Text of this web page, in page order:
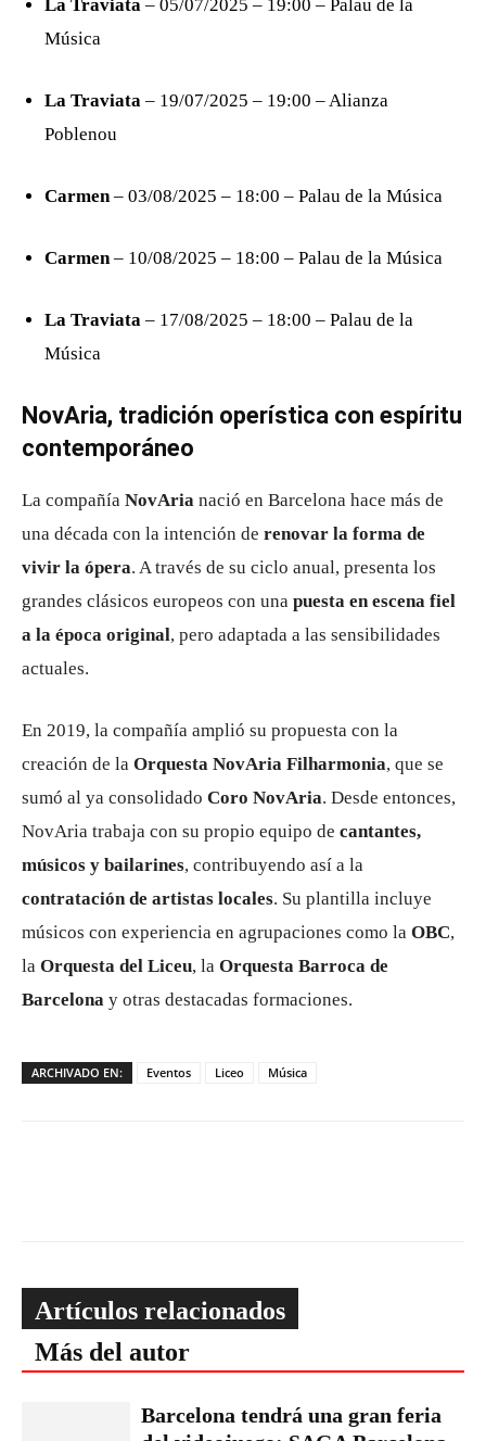
La Traviata – 05/07/2025 – 19:00 – Palau de la
Música
La Traviata – 19/07/2025 – 19:00 – Alianza
Poblenou
Carmen– 03/08/2025 – 18:00 – Palau de la Música
Carmen– 10/08/2025 – 18:00 – Palau de la Música
La Traviata – 17/08/2025 – 18:00 – Palau de la
Música
NovAria, tradición operística con espíritu
contemporáneo
La compañía NovAria nació en Barcelona hace más de
una década con la intención de renovar la forma de
vivir la ópera. A través de su ciclo anual, presenta los
grandes clásicos europeos con una puesta en escena fiel
a la época original, pero adaptada a las sensibilidades
actuales.
En 2019, la compañía amplió su propuesta con la
creación de la Orquesta NovAria Filharmonia, que se
sumó al ya consolidado Coro NovAria. Desde entonces,
NovAria trabaja con su propio equipo de cantantes,
músicos y bailarines, contribuyendo así a la
contratación de artistas locales. Su plantilla incluye
músicos con experiencia en agrupaciones como la OBC,
la Orquesta del Liceu, la Orquesta Barroca de
Barcelona y otras destacadas formaciones.
ARCHIVADO EN: Eventos Liceo Música
Artículos relacionados
Más del autor
Barcelona tendrá una gran feria